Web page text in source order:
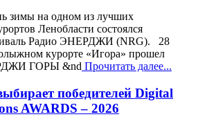
зимы на одном из лучших
Ленобласти состоялся
Радио ЭНЕРДЖИ (NRG). 28
курорте «Игора» прошел
ГОРЫ &nd Прочитать далее...
победителей Digital
AWARDS – 2026